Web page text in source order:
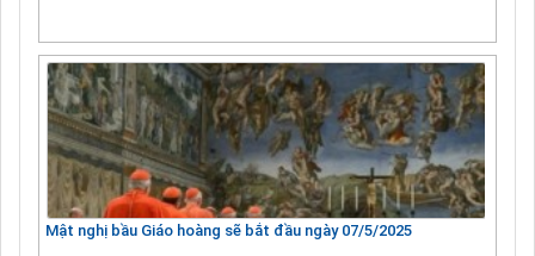
Mật nghị bầu Giáo hoàng sẽ bắt đầu ngày 07/5/2025